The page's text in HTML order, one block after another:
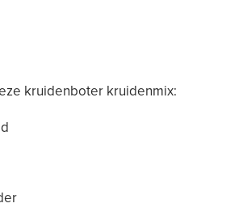
kruidenboter kruidenmix: